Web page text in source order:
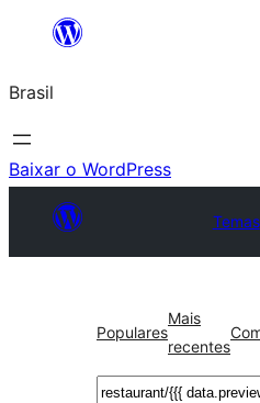
o
conteúdo
Brasil
Baixar o WordPress
Temas
Populares
Mais
recentes
Pesquisar